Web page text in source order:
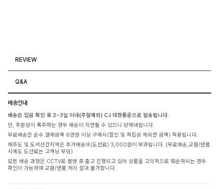
REVIEW
Q&A
배송안내
배송은 입금 확인 후 2~3일 이내(주말제외) CJ 대한통운으로 발송됩니다.
단, 주문량이 폭주하는 경우 배송이 지연될 수 있으니 양해바랍니다.
무료배송은 순수 결제금액 6만원 이상 구매시(할인 및 적립금 제외한 금액) 적용됩니다.
제주도 및 도서산간지역은 추가배송비(도선료) 3,000원이 부과됩니다. (무료배송,교환/반품
시에도 도선료는 고객님 부담)
모든 배송 과정은 CCTV로 촬영 후 출고 진행되고 있어 상품을 고의적으로 훼손하시는 경우
확인이 가능하며 교환/반품 처리 절대 불가합니다.